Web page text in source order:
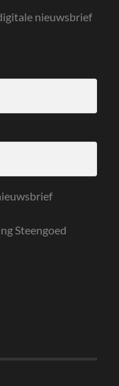
nieuwsbrief
Steengoed